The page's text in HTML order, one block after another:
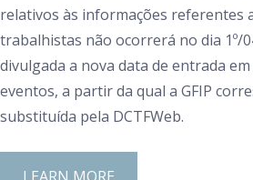
relativos às informações referentes
trabalhistas não ocorrerá no dia 1º/
divulgada a nova data de entrada
eventos, a partir da qual a GFIP
substituída pela DCTFWeb.